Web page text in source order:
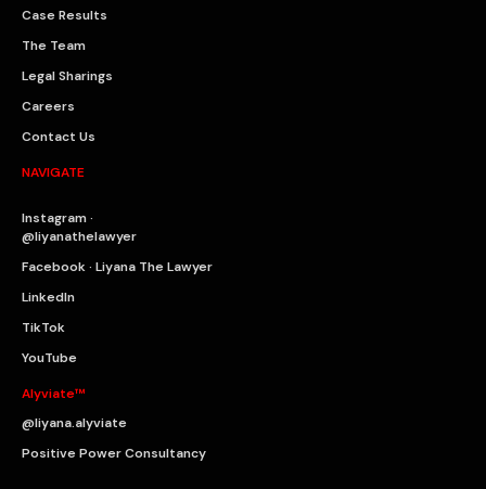
Case Results
The Team
Legal Sharings
Careers
Contact Us
NAVIGATE
Instagram ·
@liyanathelawyer
Facebook · Liyana The Lawyer
LinkedIn
TikTok
YouTube
Alyviate™
@liyana.alyviate
Positive Power Consultancy